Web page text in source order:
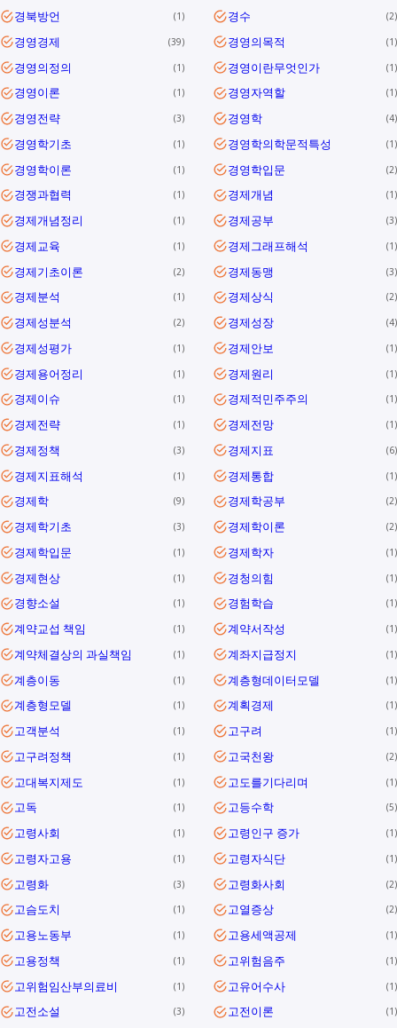
경북방언 1 경수 2
경영경제 39 경영의목적 1
경영의정의 1 경영이란무엇인가 1
경영이론 1 경영자역할 1
경영전략 3 경영학 4
경영학기초 1 경영학의학문적특성 1
경영학이론 1 경영학입문 2
경쟁과협력 1 경제개념 1
경제개념정리 1 경제공부 3
경제교육 1 경제그래프해석 1
경제기초이론 2 경제동맹 3
경제분석 1 경제상식 2
경제성분석 2 경제성장 4
경제성평가 1 경제안보 1
경제용어정리 1 경제원리 1
경제이슈 1 경제적민주주의 1
경제전략 1 경제전망 1
경제정책 3 경제지표 6
경제지표해석 1 경제통합 1
경제학 9 경제학공부 2
경제학기초 3 경제학이론 2
경제학입문 1 경제학자 1
경제현상 1 경청의힘 1
경향소설 1 경험학습 1
계약교섭 책임 1 계약서작성 1
계약체결상의 과실책임 1 계좌지급정지 1
계층이동 1 계층형데이터모델 1
계층형모델 1 계획경제 1
고객분석 1 고구려 1
고구려정책 1 고국천왕 2
고대복지제도 1 고도를기다리며 1
고독 1 고등수학 5
고령사회 1 고령인구 증가 1
고령자고용 1 고령자식단 1
고령화 3 고령화사회 2
고슴도치 1 고열증상 2
고용노동부 1 고용세액공제 1
고용정책 1 고위험음주 1
고위험임산부의료비 1 고유어수사 1
고전소설 3 고전이론 1